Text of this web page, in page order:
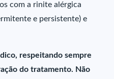
com a rinite alérgica
e persistente) e
respeitando sempre
do tratamento. Não